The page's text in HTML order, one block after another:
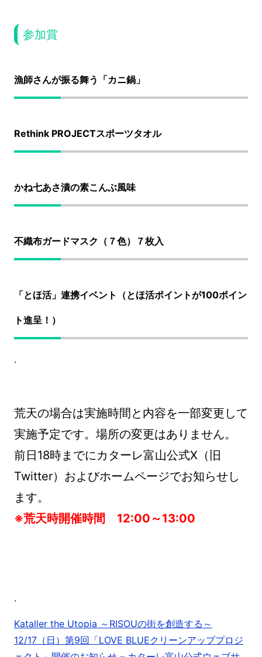
参加賞
漁師さんが振る舞う「カニ鍋」
Rethink PROJECTスポーツタオル
かね七あさ漬の素こんぶ風味
不織布ガードマスク（７色）７枚入
「とほ活」連携イベント（とほ活ポイントが100ポイン
ト進呈！）
.
荒天の場合は実施時間と内容を一部変更して
実施予定です。場所の変更はありません。
前日18時までにカターレ富山公式X（旧
Twitter）およびホームページでお知らせし
ます。
※荒天時開催時間 12:00～13:00
.
Kataller the Utopia ～RISOUの街を創造する～
12/17（日）第9回「LOVE BLUEクリーンアッププロジ